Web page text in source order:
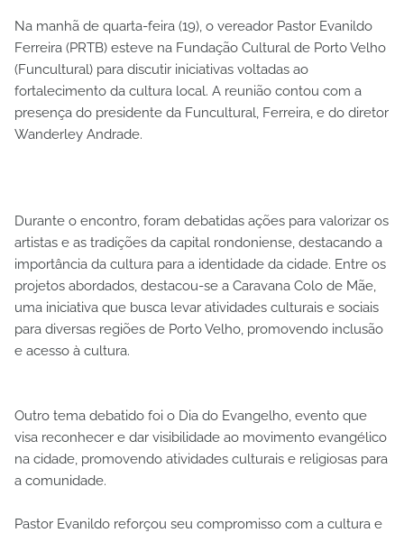
Na manhã de quarta-feira (19), o vereador Pastor Evanildo
Ferreira (PRTB) esteve na Fundação Cultural de Porto Velho
(Funcultural) para discutir iniciativas voltadas ao
fortalecimento da cultura local. A reunião contou com a
presença do presidente da Funcultural, Ferreira, e do diretor
Wanderley Andrade.
Durante o encontro, foram debatidas ações para valorizar os
artistas e as tradições da capital rondoniense, destacando a
importância da cultura para a identidade da cidade. Entre os
projetos abordados, destacou-se a Caravana Colo de Mãe,
uma iniciativa que busca levar atividades culturais e sociais
para diversas regiões de Porto Velho, promovendo inclusão
e acesso à cultura.
Outro tema debatido foi o Dia do Evangelho, evento que
visa reconhecer e dar visibilidade ao movimento evangélico
na cidade, promovendo atividades culturais e religiosas para
a comunidade.
Pastor Evanildo reforçou seu compromisso com a cultura e